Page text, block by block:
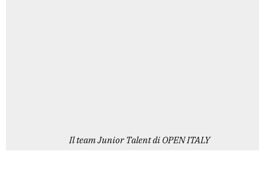
Il team Junior Talent di OPEN ITALY